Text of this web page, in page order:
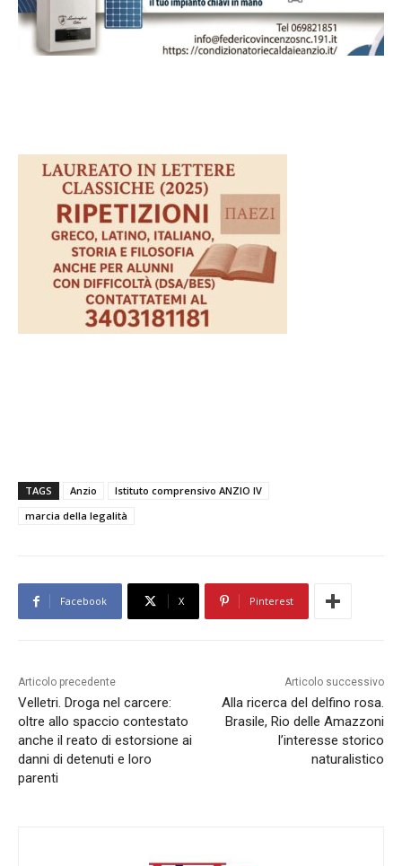
TAGS Anzio
Istituto comprensivo ANZIO IV
marcia della legalità
Facebook X Pinterest
Articolo precedente
Velletri. Droga nel carcere:
oltre allo spaccio contestato
anche il reato di estorsione ai
danni di detenuti e loro
parenti
Articolo successivo
Alla ricerca del delfino rosa.
Brasile, Rio delle Amazzoni
l’interesse storico
naturalistico